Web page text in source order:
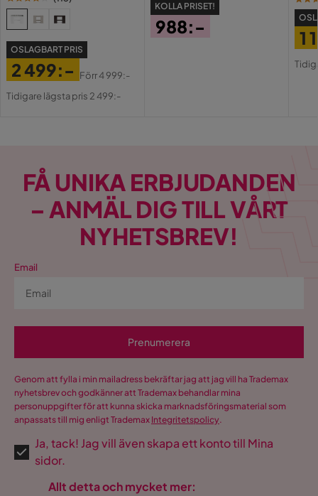
OSLAGBART PRIS
Pris
2 499:-
Original
Förr4 999:-
Tidigare lägsta pris 2 499:-
KOLLA PRISET!
988:-
1
FÅ UNIKA ERBJUDANDEN
– ANMÄL DIG TILL VÅRT
NYHETSBREV!
Email
Prenumerera
Genom att fylla i min mailadress bekräftar jag att jag vill ha Trademax
nyhetsbrev och godkänner att Trademax behandlar mina
personuppgifter för att kunna skicka marknadsföringsmaterial som
anpassats till mig enligt Trademax Integritetspolicy.
Ja, tack! Jag vill även skapa ett konto till Mina
sidor.
Allt detta och mycket mer: